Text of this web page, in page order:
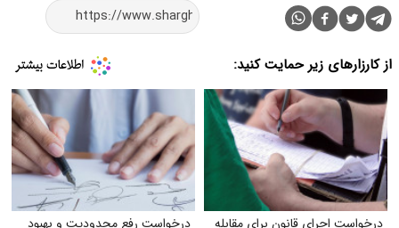
از کارزارهای زیر حمایت کنید:
درخواست اجرای قانون برای مقابله درخواست رفع محدودیت و بهبود